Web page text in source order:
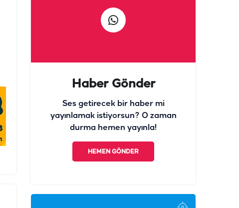
Haber Gönder
Ses getirecek bir haber mi
yayınlamak istiyorsun? O zaman
durma hemen yayınla!
HEMEN GÖNDER